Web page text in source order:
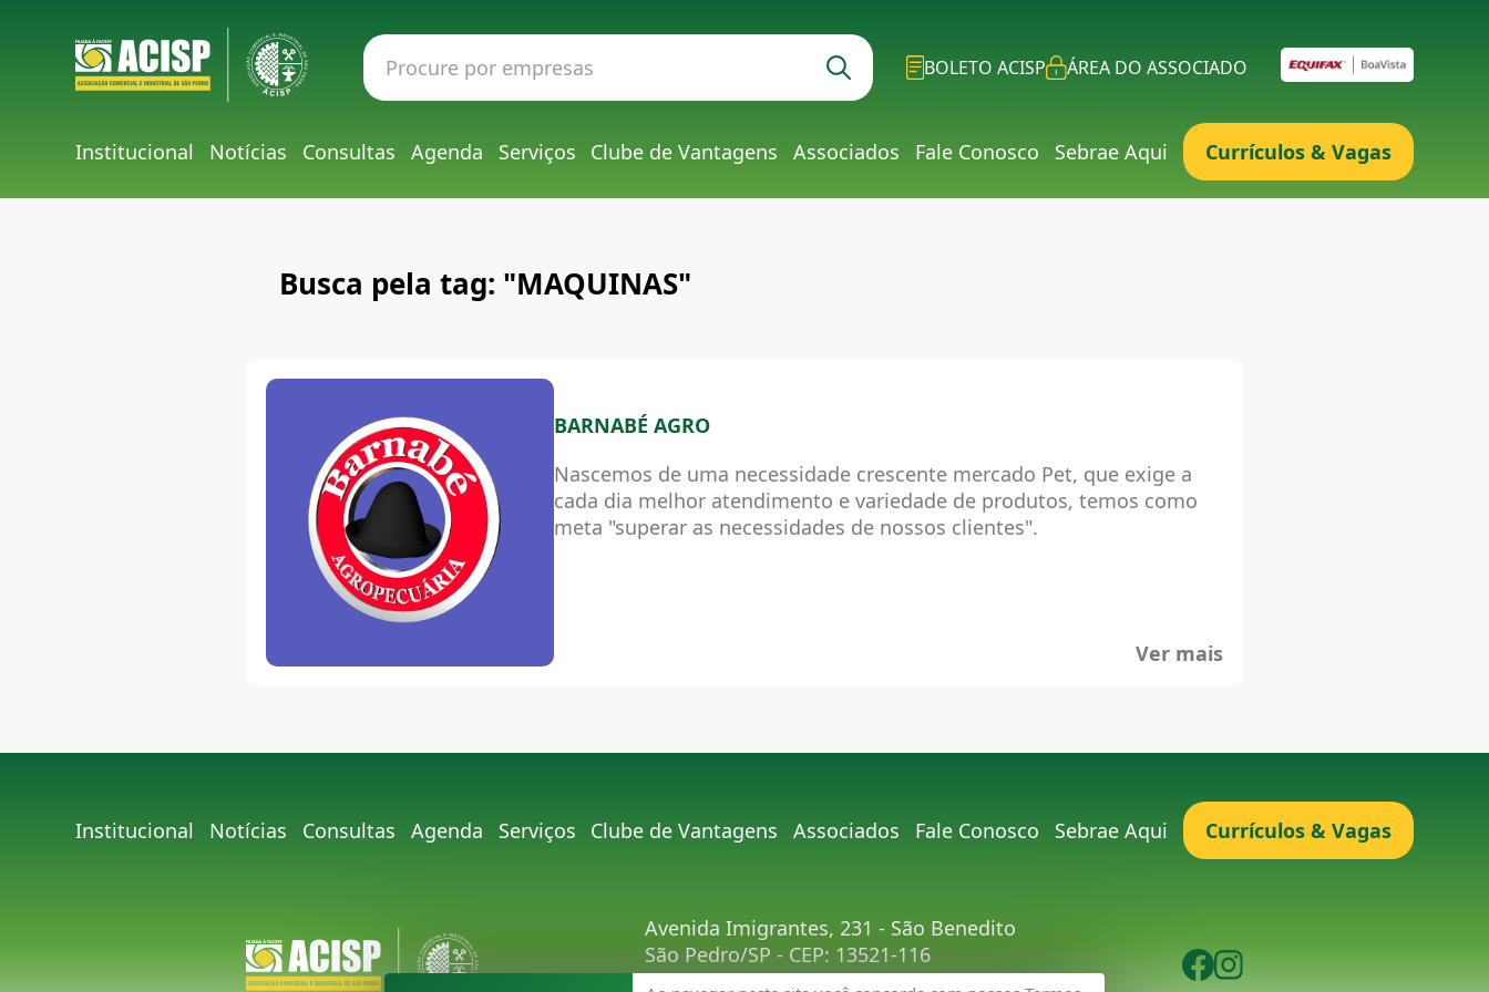
BOLETO ACISP ÁREA DO ASSOCIADO
Institucional Notícias Consultas Agenda Serviços Clube de Vantagens Associados Fale Conosco Sebrae Aqui Currículos & Vagas
Busca pela tag: "MAQUINAS"
BARNABÉ AGRO
Nascemos de uma necessidade crescente mercado Pet, que exige a
cada dia melhor atendimento e variedade de produtos, temos como
meta "superar as necessidades de nossos clientes".
Ver mais
Institucional Notícias Consultas Agenda Serviços Clube de Vantagens Associados Fale Conosco Sebrae Aqui Currículos & Vagas
Avenida Imigrantes, 231 - São Benedito
São Pedro/SP - CEP: 13521-116
Telefone:(19) 3481-9030